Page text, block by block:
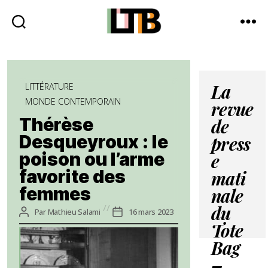
Tote
Catégories
LITTÉRATURE
MONDE CONTEMPORAIN
Thérèse
Desqueyroux : le
poison ou l’arme
favorite des
femmes
Auteur
de
l’article
ParMathieu Salami
Date
de
16 mars 2023
La
revue
de
press
e
mati
nale
du
Tote
Bag